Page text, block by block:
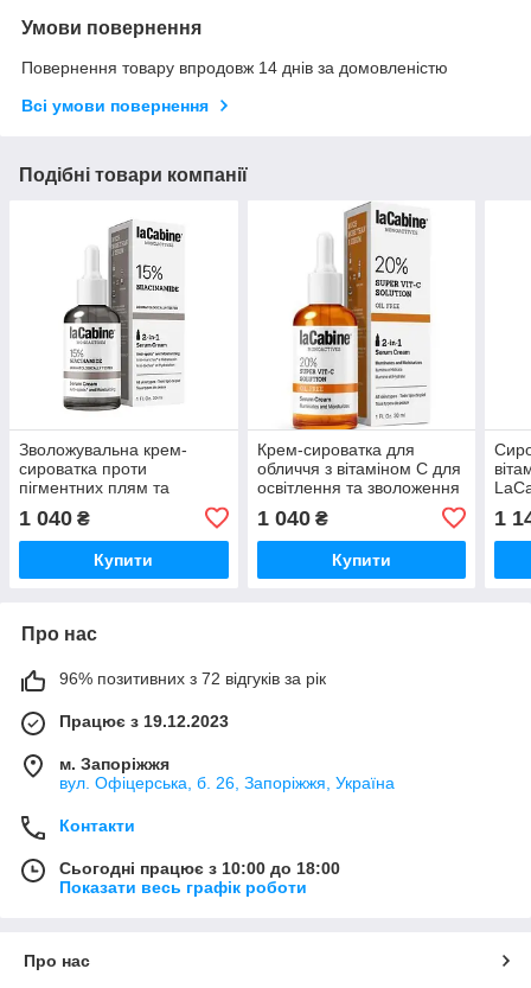
Умови повернення
Повернення товару впродовж 14 днів за домовленістю
Всі умови повернення
Подібні товари компанії
Зволожувальна крем-
сироватка проти
пігментних плям та
обличчя 15%
NIACINAMIDE SERUM
LaCabine, 30 мл
1 040 ₴
Купити
Крем-сироватка для
обличчя з вітаміном С для
освітлення та зволоження
шкіри 20% Super Vit-C 2 in
1 LaCabine, 30 мл
1 040₴
Купити
1
Про нас
96% позитивних з 72 відгуків за рік
Працює з 19.12.2023
м. Запоріжжя
вул. Офіцерська, б. 26, Запоріжжя, Україна
Контакти
Сьогодні працює з 10:00 до 18:00
Показати весь графік роботи
Про нас